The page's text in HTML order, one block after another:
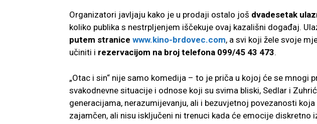
Organizatori javljaju kako je u prodaji ostalo još dvadesetak
koliko publika s nestrpljenjem iščekuje ovaj kazališni događaj.
putem stranice www.kino-brdovec.com, a svi koji žele svoje
učiniti i rezervacijom na broj telefona 099/45 43 473.
„Otac i sin“ nije samo komedija – to je priča u kojoj će se mnogi
svakodnevne situacije i odnose koji su svima bliski, Sedlar i
generacijama, nerazumijevanju, ali i bezuvjetnoj povezanosti
zajamčen, ali nisu isključeni ni trenuci kada će emocije diskretno